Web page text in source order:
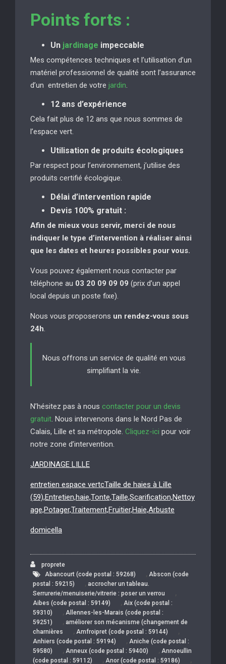
Points forts :
Un jardinage impeccable
Mes compétences techniques et l’utilisation d’un
matériel professionnel de qualité sont l’assurance
d’un entretien de votre jardin
12 ans d’expérience
Cela fait plus de 12 ans que nous sommes de
l’espace vert.
Utilisation de produits écologiques
Par respect pour l’environnement, j’utilise des
produits certifié écologique.
Délai d’intervention rapide
Devis 100% gratuit :
Afin de mieux vous servir, merci de nous
indiquer le type d’intervention à réaliser ainsi
que les dates et heures possibles pour vous.
Vous pouvez également nous contacter par
téléphone au 03 20 09 09 09 (prix d’un appel
local depuis un poste fixe).
Nous vous proposerons un rendez-vous sous
24h
Nous offrons un service de qualité en vous
simplifiant la vie.
N’hésitez pas à nous contacter pour un devis
gratuit . Nous intervenons dans le Nord Pas de
Calais, Lille et sa métropole. Cliquez-ici pour voir
notre zone d’intervention.
JARDINAGE LILLE
entretien espace vertcTaille de haies à Lille
(59),Entretien,haie,Tonte,Taille,Scarification,Nettoy
age,Potager,Traitement,Fruitier,Haie,Arbuste
domicella
proprete
Abancourt (code postal : 59268)
, Abscon (code
postal : 59215)
, accrocher un tableau.
Serrurerie/menuiserie/vitrerie : poser un verrou
,
Aibes (code postal : 59149) , Aix (code postal :
59310)
, Allennes-les-Marais (code postal :
59251)
, améliorer son mécanisme (changement de
charnières
, Amfroipret (code postal : 59144) ,
Anhiers (code postal : 59194) , Aniche (code postal :
59580)
, Anneux (code postal : 59400) , Annoeullin
(code postal : 59112)
, Anor (code postal : 59186) ,